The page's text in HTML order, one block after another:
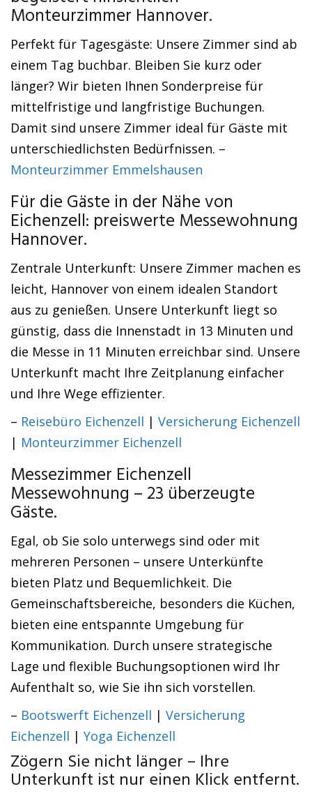
Monteurzimmer Hannover.
Perfekt für Tagesgäste: Unsere Zimmer sind ab
einem Tag buchbar. Bleiben Sie kurz oder
länger? Wir bieten Ihnen Sonderpreise für
mittelfristige und langfristige Buchungen.
Damit sind unsere Zimmer ideal für Gäste mit
unterschiedlichsten Bedürfnissen. –
Monteurzimmer Emmelshausen
Für die Gäste in der Nähe von
Eichenzell: preiswerte Messewohnung
Hannover.
Zentrale Unterkunft: Unsere Zimmer machen es
leicht, Hannover von einem idealen Standort
aus zu genießen. Unsere Unterkunft liegt so
günstig, dass die Innenstadt in 13 Minuten und
die Messe in 11 Minuten erreichbar sind. Unsere
Unterkunft macht Ihre Zeitplanung einfacher
und Ihre Wege effizienter.
– Reisebüro Eichenzell | Versicherung Eichenzell
| Monteurzimmer Eichenzell
Messezimmer Eichenzell
Messewohnung – 23 überzeugte
Gäste.
Egal, ob Sie solo unterwegs sind oder mit
mehreren Personen – unsere Unterkünfte
bieten Platz und Bequemlichkeit. Die
Gemeinschaftsbereiche, besonders die Küchen,
bieten eine entspannte Umgebung für
Kommunikation. Durch unsere strategische
Lage und flexible Buchungsoptionen wird Ihr
Aufenthalt so, wie Sie ihn sich vorstellen.
– Bootswerft Eichenzell | Versicherung
Eichenzell | Yoga Eichenzell
Zögern Sie nicht länger – Ihre
Unterkunft ist nur einen Klick entfernt.